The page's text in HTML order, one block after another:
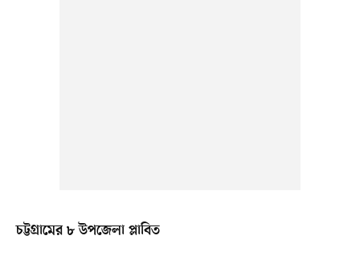
চট্টগ্রামের ৮ উপজেলা প্লাবিত